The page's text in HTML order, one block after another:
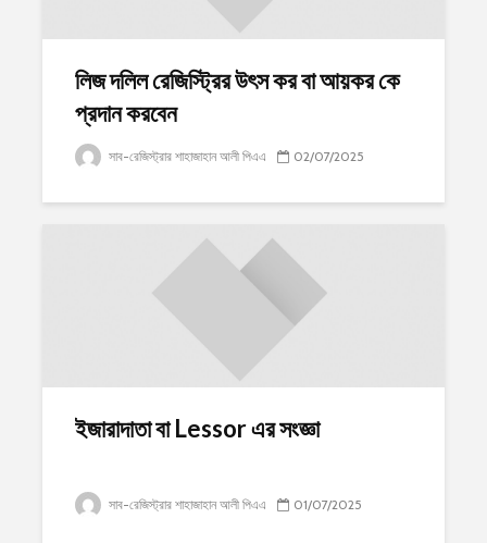
লিজ দলিল রেজিস্ট্রির উৎস কর বা আয়কর কে
প্রদান করবেন
সাব-রেজিস্ট্রার শাহাজাহান আলী পিএএ 02/07/2025
ইজারাদাতা বা Lessor এর সংজ্ঞা
সাব-রেজিস্ট্রার শাহাজাহান আলী পিএএ 01/07/2025